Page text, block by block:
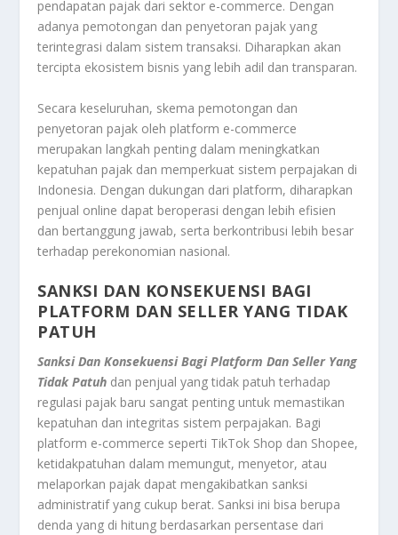
pendapatan pajak dari sektor e-commerce. Dengan
adanya pemotongan dan penyetoran pajak yang
terintegrasi dalam sistem transaksi. Diharapkan akan
tercipta ekosistem bisnis yang lebih adil dan transparan.
Secara keseluruhan, skema pemotongan dan
penyetoran pajak oleh platform e-commerce
merupakan langkah penting dalam meningkatkan
kepatuhan pajak dan memperkuat sistem perpajakan di
Indonesia. Dengan dukungan dari platform, diharapkan
penjual online dapat beroperasi dengan lebih efisien
dan bertanggung jawab, serta berkontribusi lebih besar
terhadap perekonomian nasional.
SANKSI DAN KONSEKUENSI BAGI
PLATFORM DAN SELLER YANG TIDAK
PATUH
Sanksi Dan Konsekuensi Bagi Platform Dan Seller Yang
Tidak Patuh dan penjual yang tidak patuh terhadap
regulasi pajak baru sangat penting untuk memastikan
kepatuhan dan integritas sistem perpajakan. Bagi
platform e-commerce seperti TikTok Shop dan Shopee,
ketidakpatuhan dalam memungut, menyetor, atau
melaporkan pajak dapat mengakibatkan sanksi
administratif yang cukup berat. Sanksi ini bisa berupa
denda yang di hitung berdasarkan persentase dari